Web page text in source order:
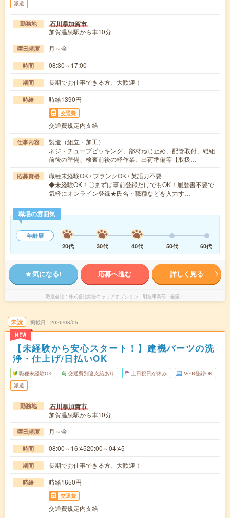
派遣
勤務地 石川県加賀市
加賀温泉駅から車10分
曜日頻度 月～金
時間 08:30～17:00
期間 長期でお仕事できる方、大歓迎！
時給 時給1390円
交通費
交通費規定内支給
仕事内容
製造（組立・加工）
ネジ・チューブピッキング、部材ねじ止め、配管取付、総組
前後の準備、検査前後の軽作業、出荷準備等【取扱…
応募資格
職種未経験OK / ブランクOK / 英語力不要
◆未経験OK！〇まずは事前登録だけでもOK！履歴書不要で
気軽にオンライン登録★氏名・職種などを入力す…
職場の雰囲気
年齢層
20代
30代 40代 50代 60代
気になる! 応募へ進む 詳しく見る
派遣会社 株式会社綜合キャリアオプション 製造事業部（全国）
未読
NEW
掲載日 2026/08/05
【未経験から安心スタート！】建機パーツの洗
浄・仕上げ/日払いOK
職種未経験OK 交通費別途支給あり 土日祝日が休み WEB登録OK
派遣
勤務地 石川県加賀市
加賀温泉駅から車10分
曜日頻度 月～金
時間 08:00～16:4520:00～04:45
期間 長期でお仕事できる方、大歓迎！
時給 時給1650円
交通費
交通費規定内支給